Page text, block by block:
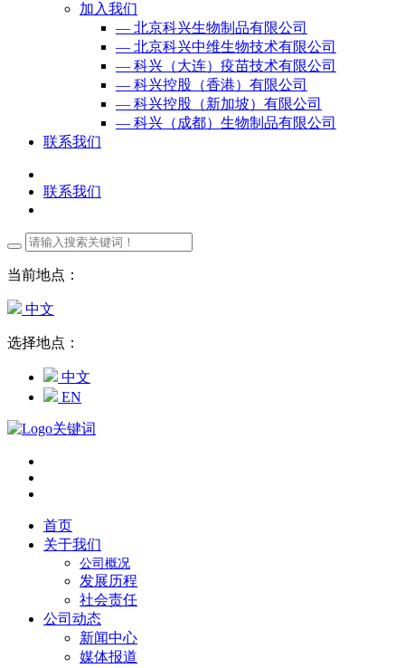
加入我们
— 北京科兴生物制品有限公司
— 北京科兴中维生物技术有限公司
— 科兴（大连）疫苗技术有限公司
— 科兴控股（香港）有限公司
— 科兴控股（新加坡）有限公司
— 科兴（成都）生物制品有限公司
联系我们
联系我们
当前地点：
中文
选择地点：
中文
EN
首页
关于我们
公司概况
发展历程
社会责任
公司动态
新闻中心
媒体报道